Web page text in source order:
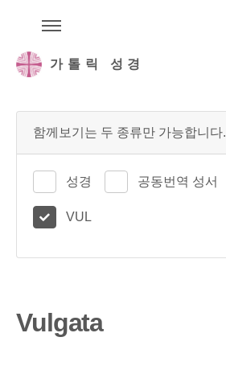
가톨릭 성경
함께보기는 두 종류만 가능합니다.
성경 공동번역 성서
VUL
Vulgata